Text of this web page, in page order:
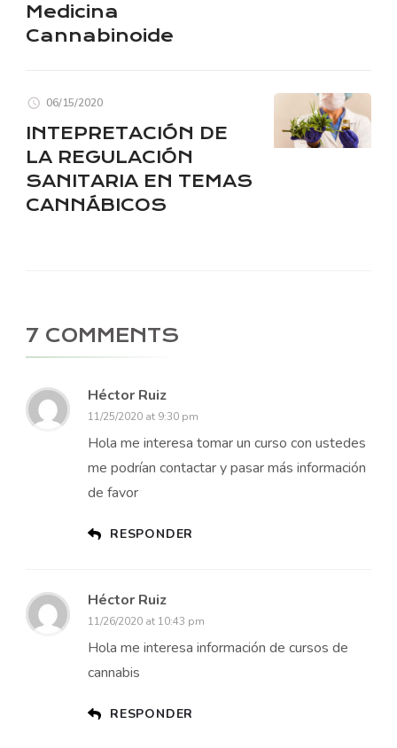
Medicina
Cannabinoide
06/15/2020
INTEPRETACIÓN DE
LA REGULACIÓN
SANITARIA EN TEMAS
CANNÁBICOS
7 COMMENTS
Héctor Ruiz
11/25/2020 at 9:30 pm
Hola me interesa tomar un curso con ustedes
me podrían contactar y pasar más información
de favor
RESPONDER
Héctor Ruiz
11/26/2020 at 10:43 pm
Hola me interesa información de cursos de
cannabis
RESPONDER